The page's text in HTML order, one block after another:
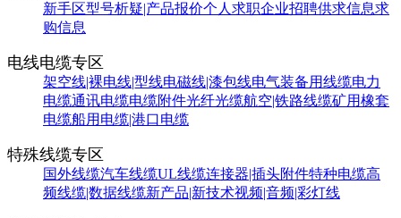
新手区型号析疑|产品报价个人求职企业招聘供求信息求
购信息
电线电缆专区
架空线|裸电线|型线电磁线|漆包线电气装备用线缆电力
电缆通讯电缆电缆附件光纤光缆航空|铁路线缆矿用橡套
电缆船用电缆|港口电缆
特殊线缆专区
国外线缆汽车线缆UL线缆连接器|插头附件特种电缆高
频线缆|数据线缆新产品|新技术视频|音频|彩灯线